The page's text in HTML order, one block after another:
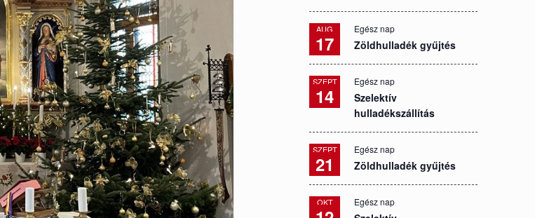
AUG
17
Egész nap
Zöldhulladék gyűjtés
SZEPT
14
Egész nap
Szelektív
hulladékszállítás
SZEPT
21
Egész nap
Zöldhulladék gyűjtés
OKT Egész nap